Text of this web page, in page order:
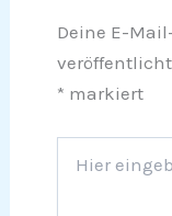
Deine E-
* markiert
eingeben…